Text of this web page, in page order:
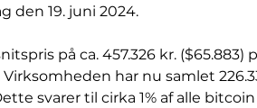
den 19. juni 2024.
på ca. 457.326 kr. ($65.883)
Virksomheden har nu samlet
svarer til cirka 1% af alle